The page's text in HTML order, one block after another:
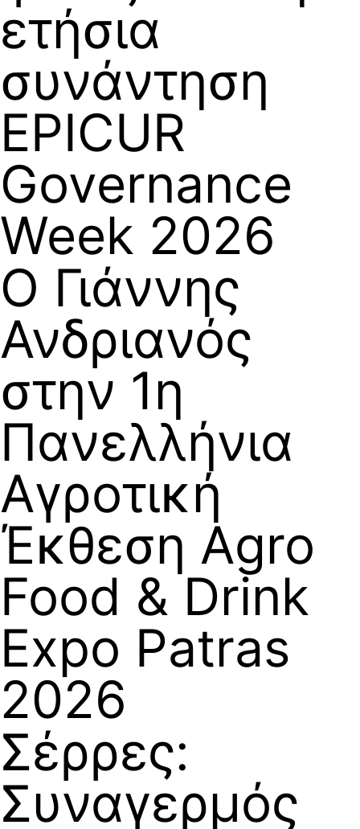
ετήσια
συνάντηση
EPICUR
Governance
Week 2026
Ο Γιάννης
Ανδριανός
στην 1η
Πανελλήνια
Αγροτική
Έκθεση Agro
Food & Drink
Expo Patras
2026
Σέρρες:
Συναγερμός